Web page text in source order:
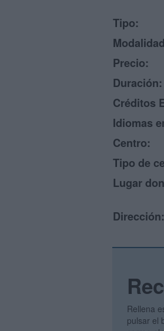
Tipo:
Precio:
Duración:
Créditos
Idiomas
Centro:
Tipo de
Lugar
Dirección:
Rellena
pulsar el